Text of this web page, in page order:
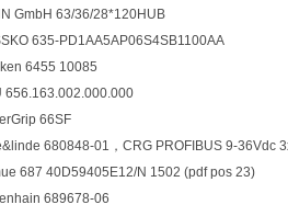
GmbH 63/36/28*120HUB
635-PD1AA5AP06S4SB1100AA
6455 10085
66SF
680848-01，CRG PROFIBUS 9-36Vdc
687 40D59405E12/N 1502 (pdf pos 23)
689678-06